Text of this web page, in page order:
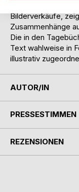
Bilderverkäufe,
Zusammenhänge
Die in den
Text wahlweise in
illustrativ
AUTOR/IN
PRESSESTIMMEN
REZENSIONEN